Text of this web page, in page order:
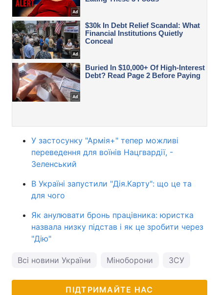
У застосунку "Армія+" тепер можливі
переведення для воїнів Нацгвардії, -
Зеленський
В Україні запустили "Дія.Карту": що це та
для чого
Як анулювати бронь працівника: юристка
назвала низку підстав і як це зробити через
"Дію"
Всі новини України Міноборони ЗСУ
ПІДТРИМАЙТЕ НАС